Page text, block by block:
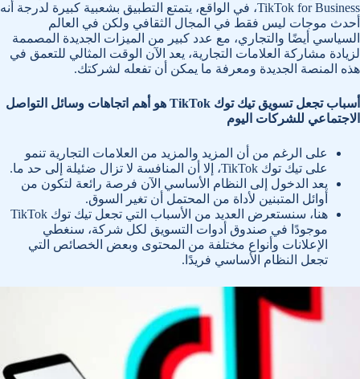
TikTok for Business، في الواقع، يتمتع التطبيق بشعبية كبيرة لدرجة أنه
أحدث موجات ليس فقط في المجال الثقافي ولكن في العالم
السياسي أيضًا والتجاري، مع عدد كبير من الميزات الجديدة المصممة
لزيادة مشاركة العلامات التجارية، يعد الآن الوقت المثالي للتعمق في
هذه المنصة الجديدة ومعرفة ما يمكن أن تفعله لشركتك.
أسباب تجعل تسويق تيك توك TikTok هو أهم اتجاهات وسائل التواصل
الاجتماعي للشركات اليوم
على الرغم من أن المزيد والمزيد من العلامات التجارية تنمو
على تيك توك TikTok، إلا أن المنافسة لا تزال ضئيلة إلى حد ما.
يعد الدخول إلى النظام الأساسي الآن فرصة رائعة لتكون من
أوائل المتبنين لأداة من المحتمل أن تغير السوق.
هنا، سنستعرض العديد من الأسباب التي تجعل تيك توك TikTok
موجودًا في صندوق أدوات التسويق لكل شركة، سنغطي
الإعلانات وأنواع مختلفة من المحتوى وبعض الخصائص التي
تجعل النظام الأساسي فريدًا.